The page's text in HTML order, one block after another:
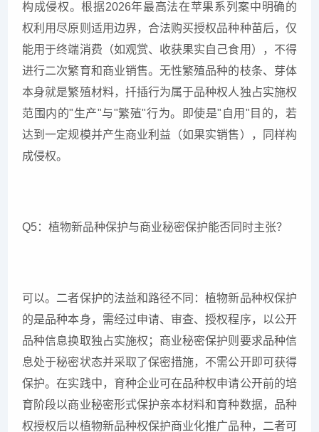
构成侵权。根据2026年最高法在苹果系列案中明确的
权利用尽原则适用边界，合法购买授权品种种苗后，仅
能用于终端消费（如观赏、收获果实自己食用），不得
进行二次繁育和商业销售。无性繁殖品种的枝条、芽体
本身就是繁殖材料，扦插行为属于品种权人独占实施权
范围内的"生产"与"繁殖"行为。即使是"自用"目的，若
达到一定规模并产生商业利益（如果实销售），同样构
成侵权。
Q5：植物新品种保护与商业秘密保护能否同时主张？
可以。二者保护的法益和路径不同：植物新品种权保护
的是品种本身，需经过申请、审查、授权程序，以公开
品种信息换取独占实施权；商业秘密保护则要求品种信
息处于秘密状态并采取了保密措施，不需公开即可获得
保护。在实践中，育种企业可在品种权申请公开前的培
育阶段以商业秘密形式保护亲本材料和育种数据，品种
权授权后以植物新品种权保护商业化推广品种，二者可